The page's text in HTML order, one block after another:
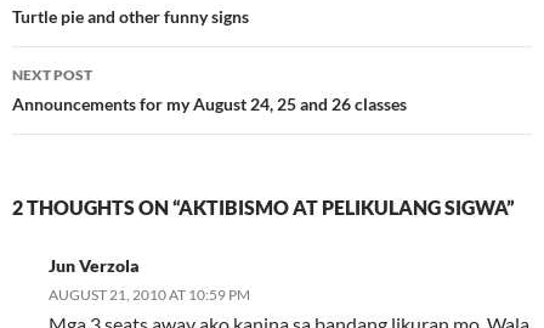
navigation
Turtle pie and other funny signs
NEXT POST
Announcements for my August 24, 25 and 26 classes
2 THOUGHTS ON “AKTIBISMO AT PELIKULANG SIGWA”
Jun Verzola
AUGUST 21, 2010 AT 10:59 PM